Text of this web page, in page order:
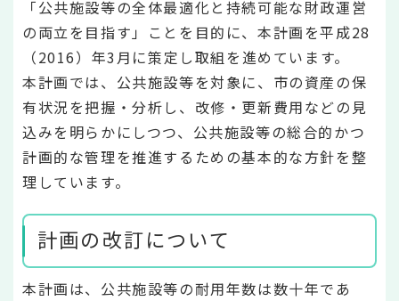
「公共施設等の全体最適化と持続可能な財政運営
の両立を目指す」ことを目的に、本計画を平成28
（2016）年3月に策定し取組を進めています。
本計画では、公共施設等を対象に、市の資産の保
有状況を把握・分析し、改修・更新費用などの見
込みを明らかにしつつ、公共施設等の総合的かつ
計画的な管理を推進するための基本的な方針を整
理しています。
計画の改訂について
本計画は、公共施設等の耐用年数は数十年であ